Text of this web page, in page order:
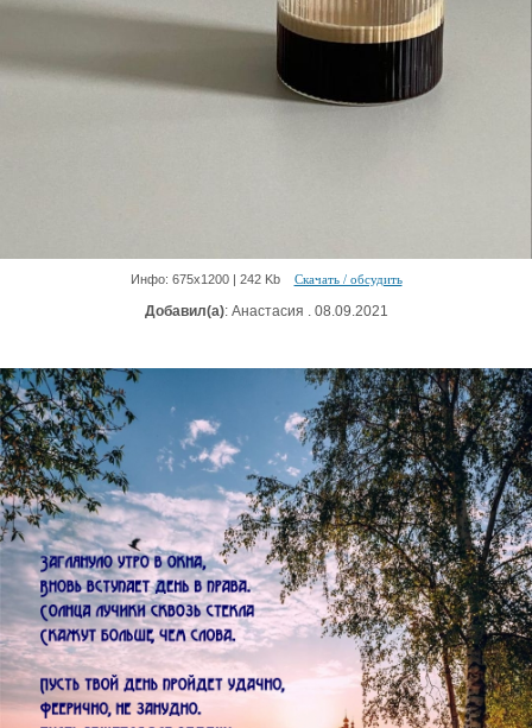
Инфо: 675х1200 | 242 Kb Скачать / обсудить
Добавил(а): Анастасия . 08.09.2021